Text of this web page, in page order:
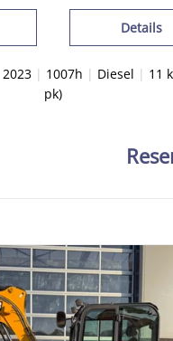
Details
2023 | 1007h | Diesel | 11
pk)